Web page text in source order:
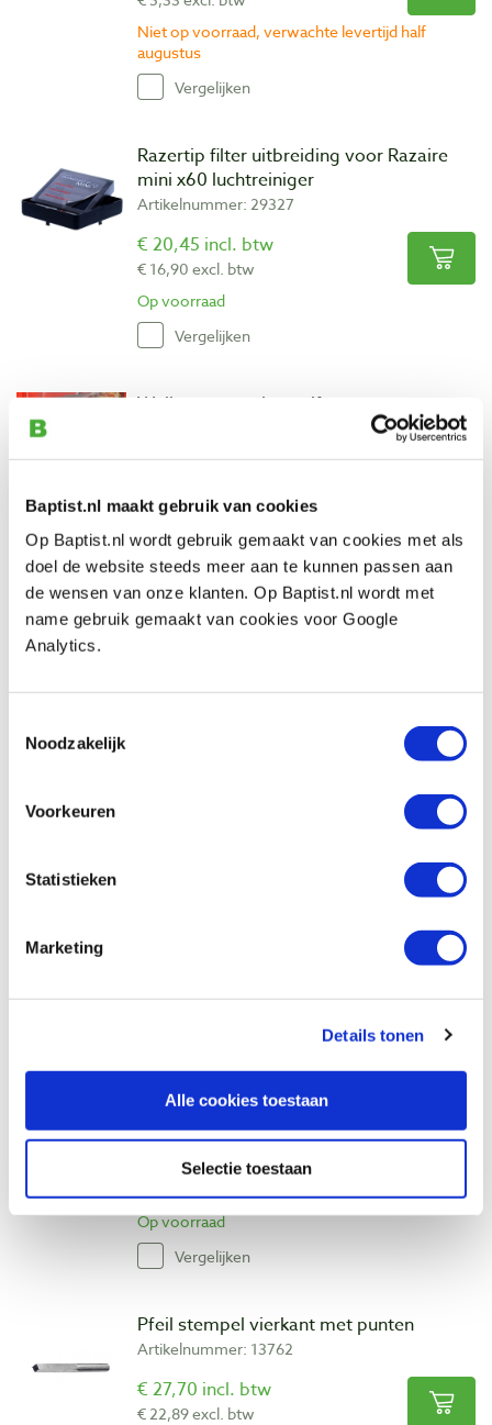
Baptist.nl maakt gebruik van cookies
Op Baptist.nl wordt gebruik gemaakt van cookies met als
doel de website steeds meer aan te kunnen passen aan
de wensen van onze klanten. Op Baptist.nl wordt met
name gebruik gemaakt van cookies voor Google
Analytics.
Noodzakelijk
Voorkeuren
Statistieken
Marketing
Details tonen
Alle cookies toestaan
Selectie toestaan
Niet op voorraad, verwachte levertijd half
augustus
Vergelijken
Razertip filter uitbreiding voor Razaire
mini x60 luchtreiniger
Artikelnummer: 29327
€ 20,45 incl. btw
€ 16,90 excl. btw
Op voorraad
Vergelijken
Weller vervangingsstiften voor
€ 17,35 incl. btw
€ 14,34 excl. btw
Op voorraad
Vergelijken
Pfeil stempel rond met 4 vlakken
Op voorraad
Pfeil stempel waaier
Artikelnummer: 13759
€ 27,70 incl. btw
Op voorraad
Vergelijken
Pfeil stempel vierkant met punten
Artikelnummer: 13762
€ 27,70 incl. btw
€ 22,89 excl. btw